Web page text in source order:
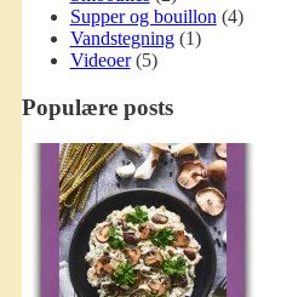
Supper og bouillon (4)
Vandstegning(1)
Videoer(5)
Populære posts